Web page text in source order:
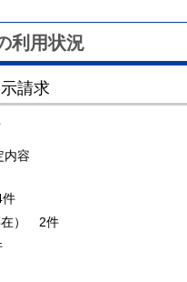
利用状況
請求
内容
在） 2件